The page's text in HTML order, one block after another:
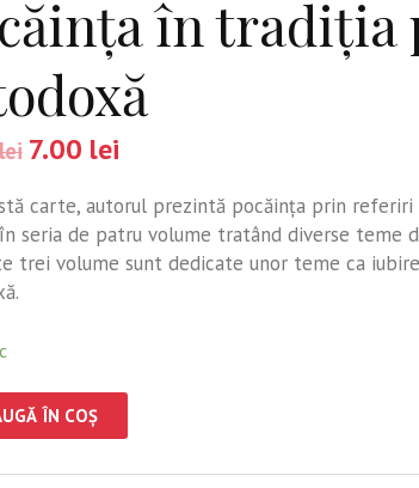
în tradiţia
7.00 lei
carte, autorul prezintă pocăinţa prin
seria de patru volume tratând diverse teme
trei volume sunt dedicate unor teme ca
ÎN COȘ